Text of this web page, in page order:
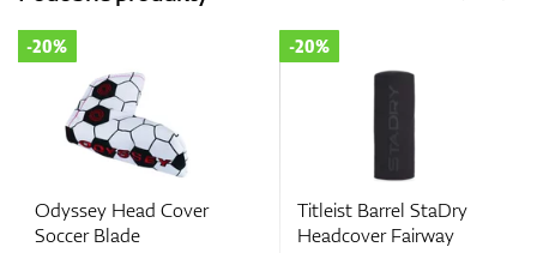
Titleist Barrel StaDry
Headcover Fairway
Mizuno Blue Camo
Putter Headcover